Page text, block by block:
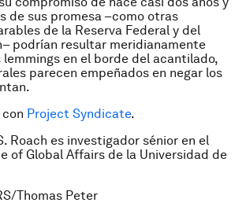
de sus promesa –como otras
de la Reserva Federal y del
podrían resultar meridianamente
lemmings en el borde del acantilado,
parecen empeñados en negar los
Project Syndicate.
Roach es investigador sénior en el
of Global Affairs de la Universidad de
Thomas Peter